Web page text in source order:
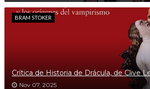
BRAM STOKER
Crítica de Historia de Drácula, de Clive
Nov 07, 2025